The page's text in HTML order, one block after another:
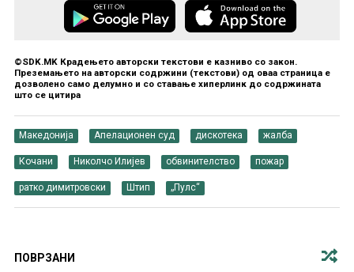
©SDK.MK Крадењето авторски текстови е казниво со закон.
Преземањето на авторски содржини (текстови) од оваа страница е
дозволено само делумно и со ставање хиперлинк до содржината
што се цитира
Македонија Апелационен суд дискотека жалба
Кочани Николчо Илијев обвинителство пожар
ратко димитровски Штип „Пулс“
ПОВРЗАНИ